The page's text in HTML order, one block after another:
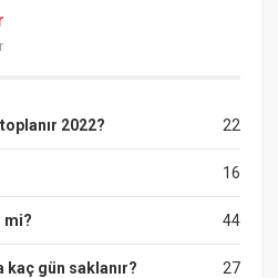
22
2022?
16
44
mi?
27
gün saklanır?